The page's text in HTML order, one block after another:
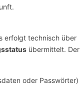
erfolgt technisch über
übermittelt. Der
oder Passwörter)